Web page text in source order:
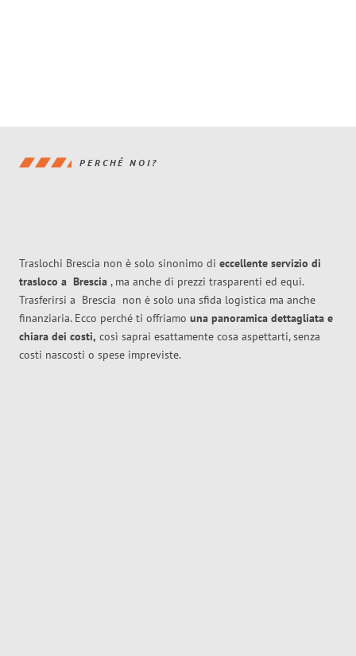
PERCHÉ NOI?
Traslochi Brescia non è solo sinonimo di eccellente servizio di
trasloco a Brescia , ma anche di prezzi trasparenti ed equi.
Trasferirsi a Brescia non è solo una sfida logistica ma anche
finanziaria. Ecco perché ti offriamo una panoramica dettagliata e
chiara dei costi, così saprai esattamente cosa aspettarti, senza
costi nascosti o spese impreviste.